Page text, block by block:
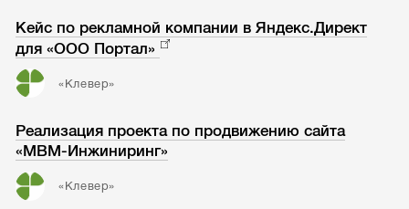
Кейс по рекламной компании в Яндекс.Директ
для «ООО Портал»
«Клевер»
Реализация проекта по продвижению сайта
«МВМ-Инжиниринг»
«Клевер»